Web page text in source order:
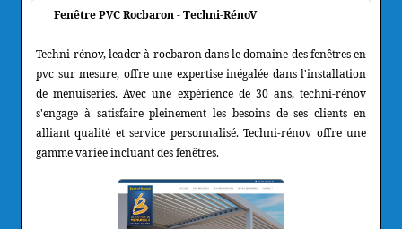
Fenêtre PVC Rocbaron - Techni-RénoV
Techni-rénov, leader à rocbaron dans le domaine des fenêtres en
pvc sur mesure, offre une expertise inégalée dans l'installation
de menuiseries. Avec une expérience de 30 ans, techni-rénov
s'engage à satisfaire pleinement les besoins de ses clients en
alliant qualité et service personnalisé. Techni-rénov offre une
gamme variée incluant des fenêtres.